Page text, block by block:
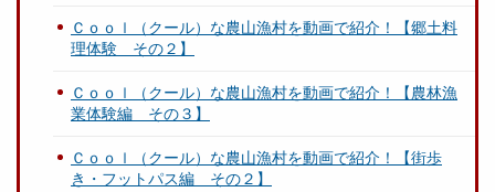
Ｃｏｏｌ（クール）な農山漁村を動画で紹介！【郷土料
理体験 その２】
Ｃｏｏｌ（クール）な農山漁村を動画で紹介！【農林漁
業体験編 その３】
Ｃｏｏｌ（クール）な農山漁村を動画で紹介！【街歩
き・フットパス編 その２】